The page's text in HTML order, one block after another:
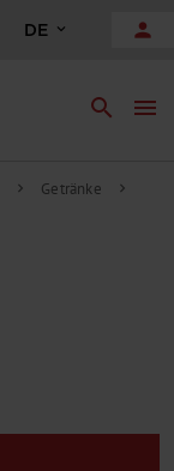
DE person
search menu
chevron_right Getränke chevron_right